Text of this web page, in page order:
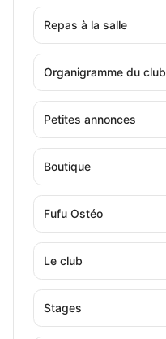
Repas à la salle
Organigramme du club
Petites annonces
Boutique
Fufu Ostéo
Le club
Stages